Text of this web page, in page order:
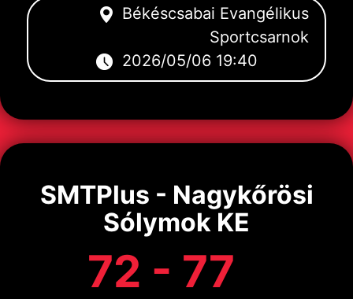
Békéscsabai Evangélikus
Sportcsarnok
2026/05/06 19:40
SMTPlus - Nagykőrösi
Sólymok KE
72 - 77